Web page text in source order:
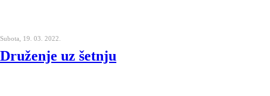
Subota, 19. 03. 2022.
Druženje uz šetnju